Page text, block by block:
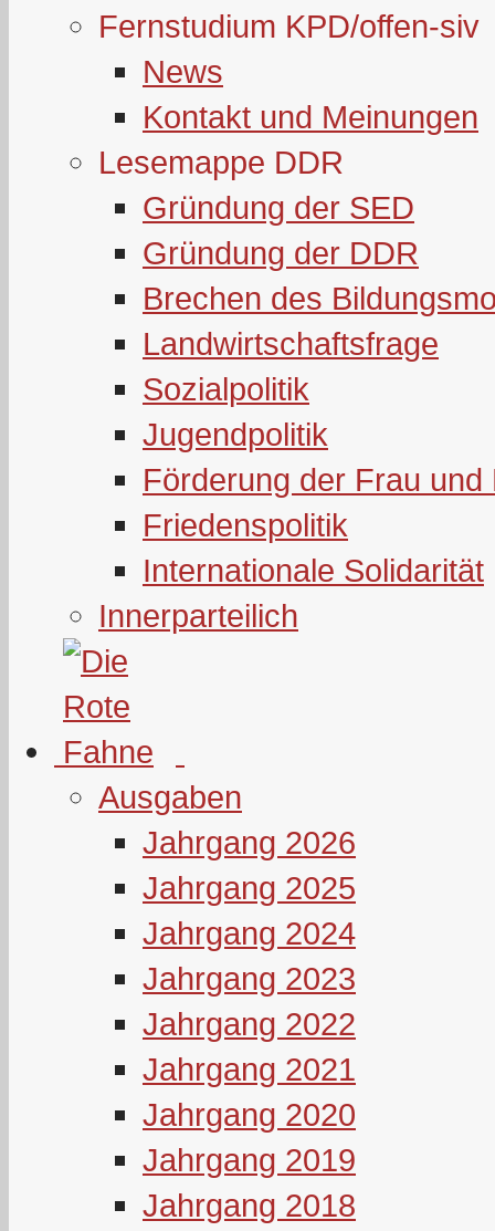
Fernstudium KPD/offen-siv
News
Kontakt und Meinungen
Lesemappe DDR
Gründung der SED
Gründung der DDR
Brechen des
Landwirtschaftsfrage
Sozialpolitik
Jugendpolitik
Förderung der Frau und
Friedenspolitik
Internationale Solidarität
Innerparteilich
Ausgaben
Jahrgang 2026
Jahrgang 2025
Jahrgang 2024
Jahrgang 2023
Jahrgang 2022
Jahrgang 2021
Jahrgang 2020
Jahrgang 2019
Jahrgang 2018